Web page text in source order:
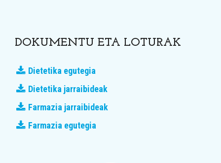
DOKUMENTU ETA LOTURAK
Dietetika egutegia
Dietetika jarraibideak
Farmazia jarraibideak
Farmazia egutegia